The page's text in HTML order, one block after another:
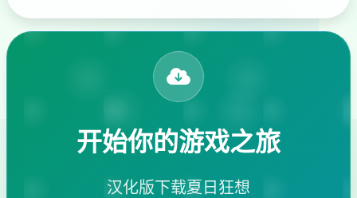
开始你的游戏之旅
汉化版下载夏日狂想